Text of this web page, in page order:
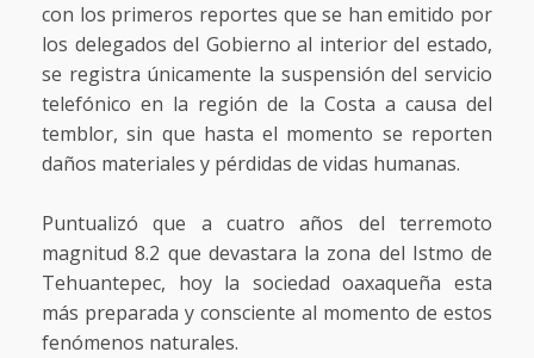
con los primeros reportes que se han emitido por
los delegados del Gobierno al interior del estado,
se registra únicamente la suspensión del servicio
telefónico en la región de la Costa a causa del
temblor, sin que hasta el momento se reporten
daños materiales y pérdidas de vidas humanas.
Puntualizó que a cuatro años del terremoto
magnitud 8.2 que devastara la zona del Istmo de
Tehuantepec, hoy la sociedad oaxaqueña esta
más preparada y consciente al momento de estos
fenómenos naturales.